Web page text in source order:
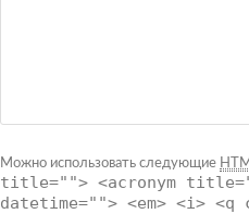
Можно использовать следующие
title=""> <acronym
datetime=""> <em> <i>